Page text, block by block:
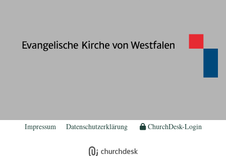
Impressum Datenschutzerklärung ChurchDesk-Login